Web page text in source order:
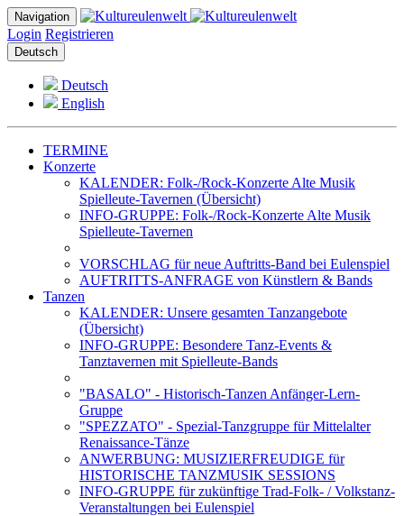
Navigation
Login Registrieren
Deutsch
Deutsch
English
TERMINE
Konzerte
KALENDER: Folk-/Rock-Konzerte Alte Musik
Spielleute-Tavernen (Übersicht)
INFO-GRUPPE: Folk-/Rock-Konzerte Alte Musik
Spielleute-Tavernen
VORSCHLAG für neue Auftritts-Band bei Eulenspiel
AUFTRITTS-ANFRAGE von Künstlern & Bands
Tanzen
KALENDER: Unsere gesamten Tanzangebote
(Übersicht)
INFO-GRUPPE: Besondere Tanz-Events &
Tanztavernen mit Spielleute-Bands
"BASALO" - Historisch-Tanzen Anfänger-Lern-
Gruppe
"SPEZZATO" - Spezial-Tanzgruppe für Mittelalter
Renaissance-Tänze
ANWERBUNG: MUSIZIERFREUDIGE für
HISTORISCHE TANZMUSIK SESSIONS
INFO-GRUPPE für zukünftige Trad-Folk- / Volkstanz-
Veranstaltungen bei Eulenspiel